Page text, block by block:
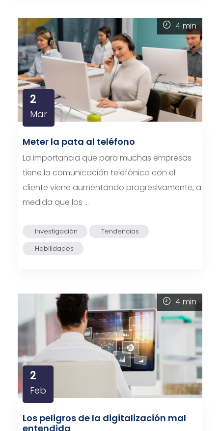
2
Mar
4 min
Meter la pata al teléfono
La importancia que para muchas empresas
tiene la comunicación telefónica con el
cliente viene aumentando progresivamente, a
medida que los …
Investigación
Tendencias
Habilidades
2
Feb
4 min
Los peligros de la digitalización mal
entendida